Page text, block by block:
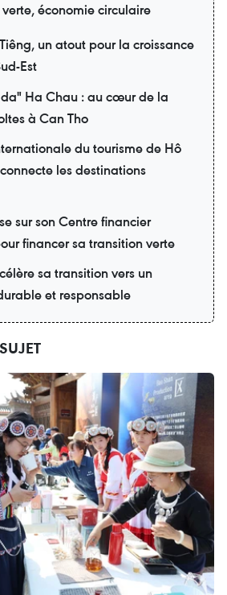
économie circulaire
un atout pour la croissance
Est
Ha Chau : au cœur de la
à Can Tho
du tourisme de Hô
les destinations
sur son Centre financier
financer sa transition verte
sa transition vers un
et responsable